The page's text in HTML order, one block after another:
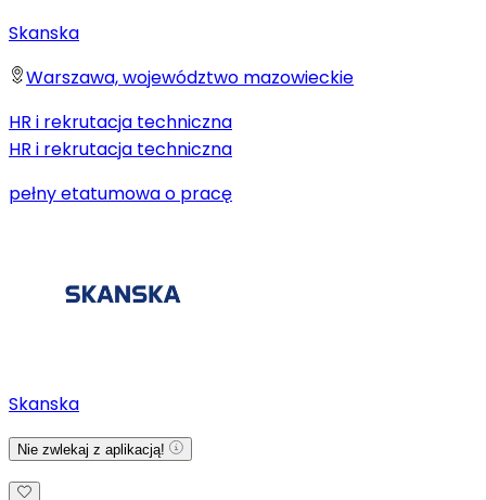
Skanska
Warszawa, województwo mazowieckie
HR i rekrutacja techniczna
HR i rekrutacja techniczna
pełny etatumowa o pracę
Skanska
Nie zwlekaj z aplikacją!